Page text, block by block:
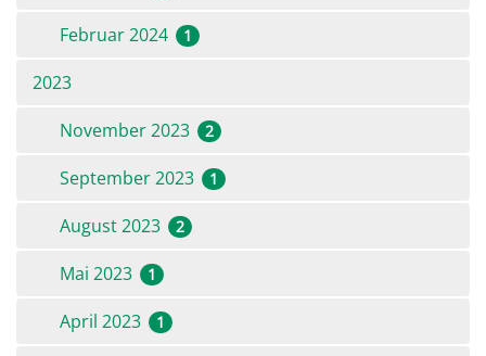
Februar 2024 1
2023
November 2023
2
September 2023 1
August 2023 2
Mai 2023 1
April 2023 1